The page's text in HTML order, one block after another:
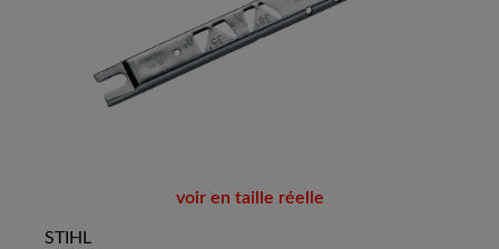
voir en taille réelle
STIHL